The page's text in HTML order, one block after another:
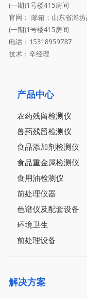
(一期)1号楼415房间
官网： 邮箱：山东省潍
(一期)1号楼415房间
电话：15318959787
技术：辛经理
产品中心
农药残留检测仪
兽药残留检测仪
食品添加剂检测仪
食品重金属检测仪
食用油检测仪
前处理仪器
色谱仪及配套设备
环境卫生
前处理设备
解决方案